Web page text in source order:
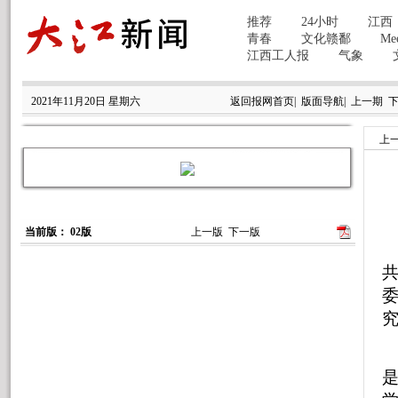
2021年11月20日 星期六 返回报网首页| 版面导航| 上一期
当前版： 02版 上一版 下一版
上